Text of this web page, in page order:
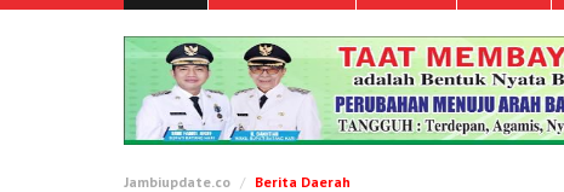
Jambiupdate.co Berita Daerah